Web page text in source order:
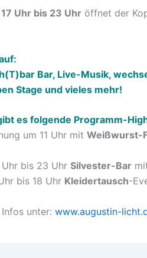
Uhr bis 23 Uhr öffnet der
Bar, Live-Musik,
Stage und vieles mehr!
es folgende Programm-
um 11 Uhr mit Weißwurst-
Uhr bis 23 Uhr Silvester-Bar
bis 18 Uhr Kleidertausch-
Infos unter: www.augustin-